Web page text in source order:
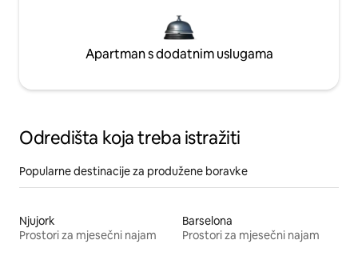
Apartman s dodatnim uslugama
Odredišta koja treba istražiti
Popularne destinacije za produžene boravke
Njujork
Prostori za mjesečni najam
Barselona
Prostori za mjesečni najam